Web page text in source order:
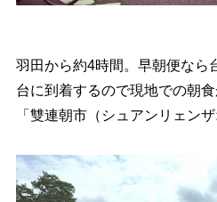
羽田から約4時間。早朝便なら
台に到着するので現地での朝
「雙連朝市（シュアンリェン